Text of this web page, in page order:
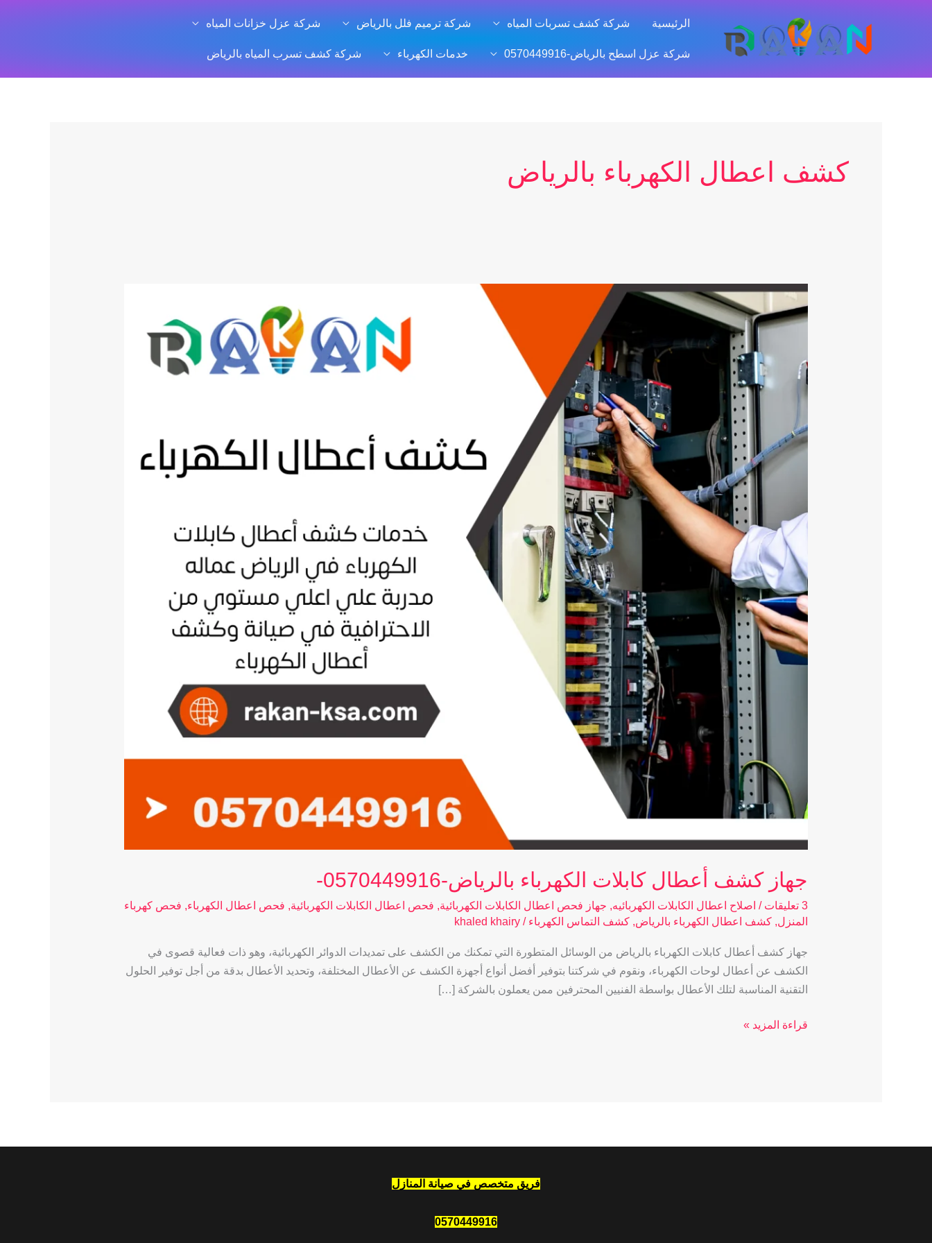
الرئيسية شركة كشف تسربات المياه شركة ترميم فلل بالرياض شركة عزل خزانات المياه
شركة عزل اسطح بالرياض-0570449916 خدمات الكهرباء شركة كشف تسرب المياه بالرياض
كشف اعطال الكهرباء بالرياض
جهاز كشف أعطال كابلات الكهرباء بالرياض-0570449916-
3 تعليقات / اصلاح اعطال الكابلات الكهربائيه, جهاز فحص اعطال الكابلات الكهربائية, فحص اعطال الكابلات الكهربائية, فحص اعطال الكهرباء, فحص كهرباء
المنزل, كشف اعطال الكهرباء بالرياض, كشف التماس الكهرباء /
khaled khairy
جهاز كشف أعطال كابلات الكهرباء بالرياض من الوسائل المتطورة التي تمكنك من الكشف على تمديدات الدوائر الكهربائية، وهو ذات فعالية قصوى في
الكشف عن أعطال لوحات الكهرباء، ونقوم في شركتنا بتوفير أفضل أنواع أجهزة الكشف عن الأعطال المختلفة، وتحديد الأعطال بدقة من أجل توفير الحلول
التقنية المناسبة لتلك الأعطال بواسطة الفنيين المحترفين ممن يعملون بالشركة […]
جهاز
كشف
أعطال
الكهرباء
بالرياض-0570449916-
قراءة المزيد »
فريق متخصص في صيانة المنازل
0570449916